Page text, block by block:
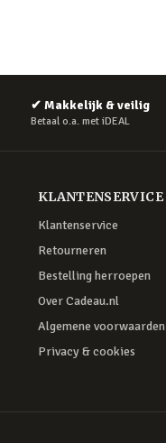
✔ Makkelijk & veilig
Betaal o.a. met iDEAL
KLANTENSERVICE
Klantenservice
Retourneren
Bestelling herroepen
Over Cadeau.nl
Algemene voorwaarden
Privacy & cookies